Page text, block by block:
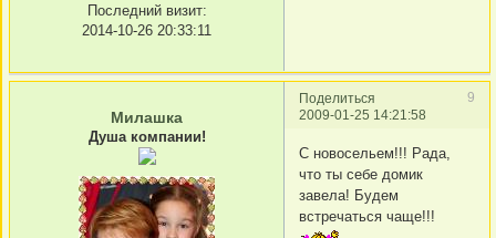
Последний визит:
2014-10-26 20:33:11
Поделиться
9
2009-01-25 14:21:58
Милашка
Душа компании!
С новосельем!!! Рада,
что ты себе домик
завела! Будем
встречаться чаще!!!